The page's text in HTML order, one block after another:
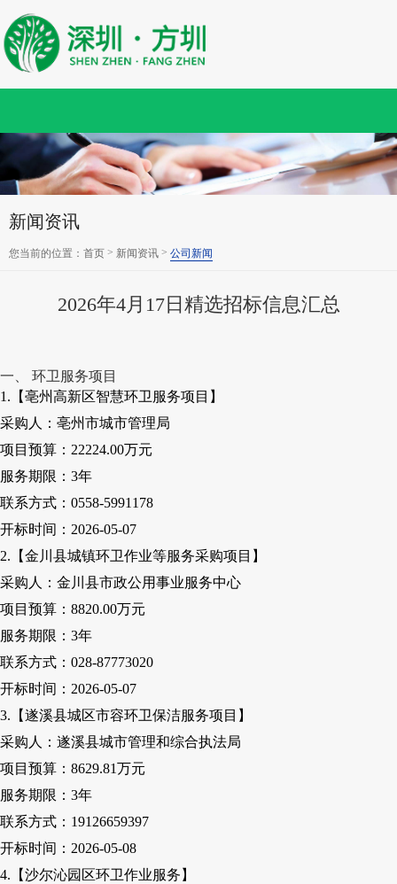
新闻资讯
您当前的位置： 首页 > 新闻资讯 > 公司新闻
2026年4月17日精选招标信息汇总
一、 环卫服务项目
1.【亳州高新区智慧环卫服务项目】
采购人：亳州市城市管理局
项目预算： 22224.00万元
服务期限： 3年
联系方式： 0558-5991178
开标时间： 2026-05-07
2.【金川县城镇环卫作业等服务采购项目】
采购人：金川县市政公用事业服务中心
项目预算： 8820.00万元
服务期限： 3年
联系方式： 028-87773020
开标时间： 2026-05-07
3.【遂溪县城区市容环卫保洁服务项目】
采购人
：遂溪县城市管理和综合执法局
项目预算： 8629.81万元
服务期限： 3年
联系方式： 19126659397
开标时间： 2026-05-08
4.【沙尔沁园区环卫作业服务】